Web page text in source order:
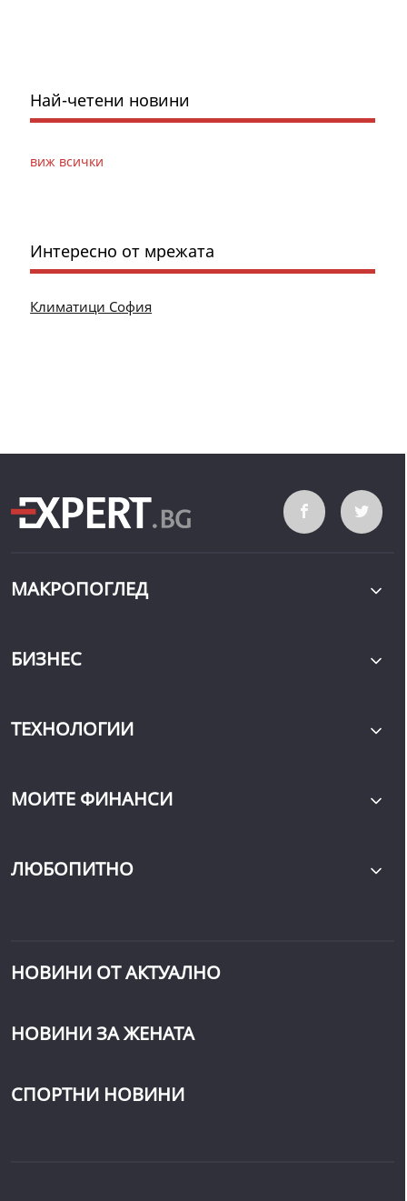
Най-четени новини
виж всички
Интересно от мрежата
Климатици София
МАКРОПОГЛЕД
БИЗНЕС
ТЕХНОЛОГИИ
МОИТЕ ФИНАНСИ
ЛЮБОПИТНО
НОВИНИ ОТ АКТУАЛНО
НОВИНИ ЗА ЖЕНАТА
СПОРТНИ НОВИНИ